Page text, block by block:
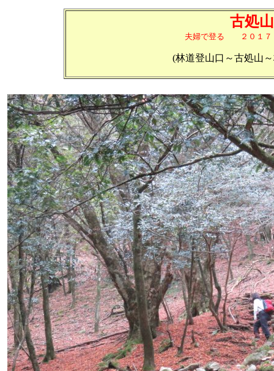
古処山
夫婦で登る ２０１７
(林道登山口～古処山